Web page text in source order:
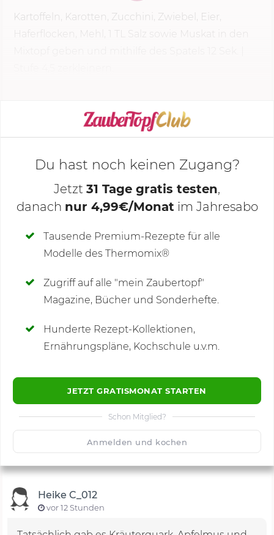
Kartoffeln, Karotten, Zucchini, Zwiebel, Eier,
Haferflocken, Mehl, 1 TL Salz sowie Muskat in den
KOCHMODUS STARTEN
Deine Notizen
Du hast noch keinen Zugang?
Jetzt 31 Tage gratis testen,
danach nur 4,99€/Monat im Jahresabo
Tausende Premium-Rezepte für alle
Modelle des Thermomix®
Zugriff auf alle "mein Zaubertopf"
Magazine, Bücher und Sonderhefte.
Hunderte Rezept-Kollektionen,
Ernährungspläne, Kochschule u.v.m.
JETZT GRATISMONAT STARTEN
Schon Mitglied?
Anmelden und kochen
Kommentare(48)
🙂 1500 Speichern
Heike C_012
vor 12 Stunden